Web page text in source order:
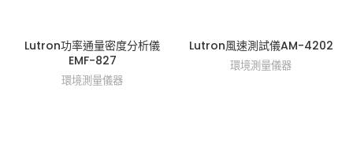
Lutron功率通量密度分析儀
EMF-827
環境測量儀器
Lutron風速測試儀AM-4202
環境測量儀器